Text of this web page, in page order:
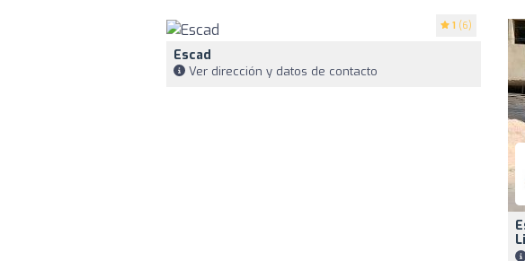
1 (6)
Escad
Ver dirección y datos de contacto